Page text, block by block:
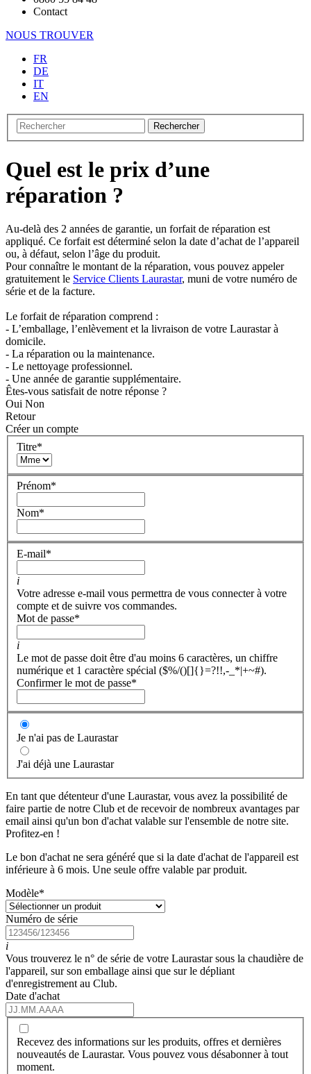
Contact
NOUS TROUVER
FR
DE
IT
EN
Rechercher
Quel est le prix d’une
réparation ?
Au-delà des 2 années de garantie, un forfait de réparation est
appliqué. Ce forfait est déterminé selon la date d’achat de l’appareil
ou, à défaut, selon l’âge du produit.
Pour connaître le montant de la réparation, vous pouvez appeler
gratuitement le Service Clients Laurastar, muni de votre numéro de
série et de la facture.
Le forfait de réparation comprend :
- L’emballage, l’enlèvement et la livraison de votre Laurastar à
domicile.
- La réparation ou la maintenance.
- Le nettoyage professionnel.
- Une année de garantie supplémentaire.
Êtes-vous satisfait de notre réponse ?
Oui Non
Retour
Créer un compte
Titre*
Prénom*
Nom*
E-mail*
i
Votre adresse e-mail vous permettra de vous connecter à votre
compte et de suivre vos commandes.
Mot de passe*
i
Le mot de passe doit être d'au moins 6 caractères, un chiffre
numérique et 1 caractère spécial ($%/()[]{}=?!!,-_*|+~#).
Confirmer le mot de passe*
Je n'ai pas de Laurastar
J'ai déjà une Laurastar
En tant que détenteur d'une Laurastar, vous avez la possibilité de
faire partie de notre Club et de recevoir de nombreux avantages par
email ainsi qu'un bon d'achat valable sur l'ensemble de notre site.
Profitez-en !
Le bon d'achat ne sera généré que si la date d'achat de l'appareil est
inférieure à 6 mois. Une seule offre valable par produit.
Modèle*
Numéro de série
i
Vous trouverez le n° de série de votre Laurastar sous la chaudière de
l'appareil, sur son emballage ainsi que sur le dépliant
d'enregistrement au Club.
Date d'achat
Recevez des informations sur les produits, offres et dernières
nouveautés de Laurastar. Vous pouvez vous désabonner à tout
moment.